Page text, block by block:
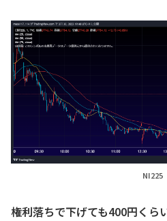
NI225
権利落ちで下げても400円くら